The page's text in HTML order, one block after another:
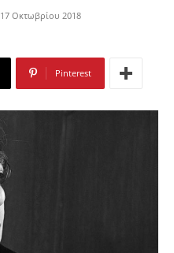
17 Οκτωβρίου 2018
Pinterest